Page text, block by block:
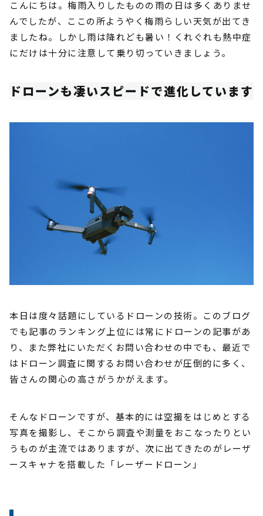
こんにちは。梅雨入りしたものの雨の日は多くありませ
んでしたが、ここの所ようやく梅雨らしい天気が出てき
ましたね。しかし雨は降れども暑い！くれぐれも熱中症
にだけは十分に注意して乗り切っていきましょう。
ドローンも凄いスピードで進化しています
本日は度々話題にしているドローンの技術。このブログ
でも記事のランキング上位には常にドローンの記事があ
り、また弊社にいただくお問い合わせの中でも、最近で
はドローン調査に関するお問い合わせが圧倒的に多く、
皆さんの関心の高さがうかがえます。
そんなドローンですが、基本的には空撮をはじめとする
写真を撮影し、そこから調査や測量をおこなったりとい
うものが主流ではありますが、次に出てきたのがレーザ
ースキャナを搭載した「レーザードローン」